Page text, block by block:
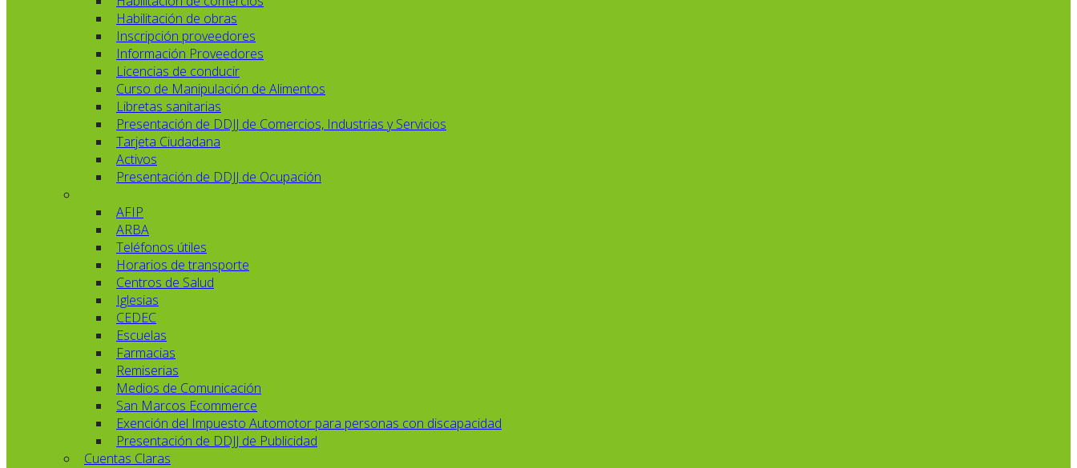
Habilitación de obras
Inscripción proveedores
Información Proveedores
Licencias de conducir
Curso de Manipulación de Alimentos
Libretas sanitarias
Presentación de DDJJ de Comercios, Industrias y Servicios
Tarjeta Ciudadana
Activos
Presentación de DDJJ de Ocupación
AFIP
ARBA
Teléfonos útiles
Horarios de transporte
Centros de Salud
Iglesias
CEDEC
Escuelas
Farmacias
Remiserias
Medios de Comunicación
San Marcos Ecommerce
Exención del Impuesto Automotor para personas con discapacidad
Presentación de DDJJ de Publicidad
Cuentas Claras